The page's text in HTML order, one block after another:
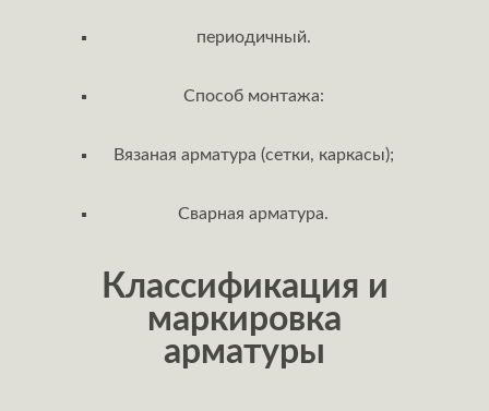
периодичный.
Способ монтажа:
Вязаная арматура (сетки, каркасы);
Сварная арматура.
Классификация и
маркировка
арматуры